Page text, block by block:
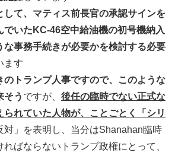
して、マティス前長官の承認サインを
でいたKC-46空中給油機の初号機納入
な事務手続きが必要かを検討する必要
ます
のトランプ人事ですので、このような
そう ですが、 後任の臨時でない正式な
られていた人物が、ことごとく「シリ
対」を表明し、当分はShanahan臨時
ばならないトランプ政権にとって、